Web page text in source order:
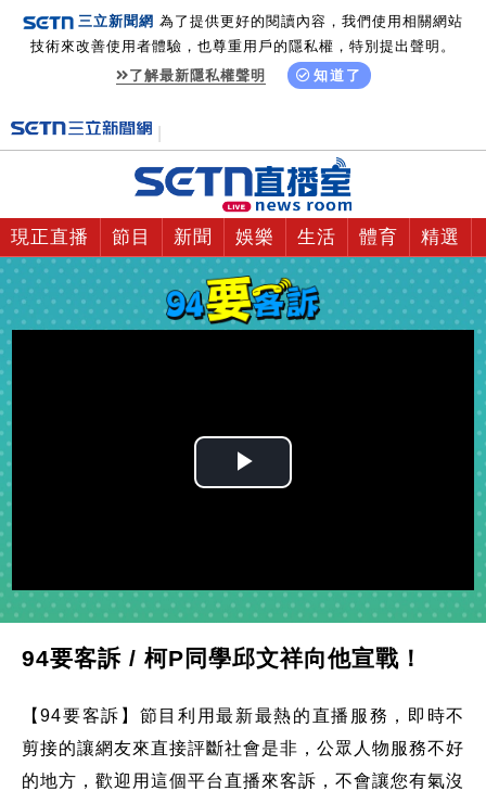
三立新聞網 為了提供更好的閱讀內容，我們使用相關網站
技術來改善使用者體驗，也尊重用戶的隱私權，特別提出聲明。
了解最新隱私權聲明
知道了
現正直播 節目 新聞 娛樂 生活 體育 精選
Play
94要客訴 / 柯P同學邱文祥向他宣戰！
【94要客訴】節目利用最新最熱的直播服務，即時不
剪接的讓網友來直接評斷社會是非，公眾人物服務不好
的地方，歡迎用這個平台直播來客訴，不會讓您有氣沒